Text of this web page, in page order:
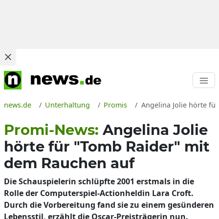
news.de Unterhaltung Promis Angelina Jolie hörte
Promi-News: Angelina Jolie
hörte für "Tomb Raider" mit
dem Rauchen auf
Die Schauspielerin schlüpfte 2001 erstmals in die
Rolle der Computerspiel-Actionheldin Lara Croft.
Durch die Vorbereitung fand sie zu einem gesünderen
Lebensstil, erzählt die Oscar-Preisträgerin nun.